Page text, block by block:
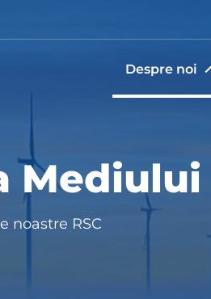
Despre noi
Mediului
noastre RSC